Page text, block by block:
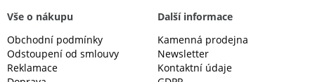
Vše o nákupu
Obchodní podmínky
Odstoupení od smlouvy
Reklamace
Další informace
Kamenná prodejna
Newsletter
Kontaktní údaje